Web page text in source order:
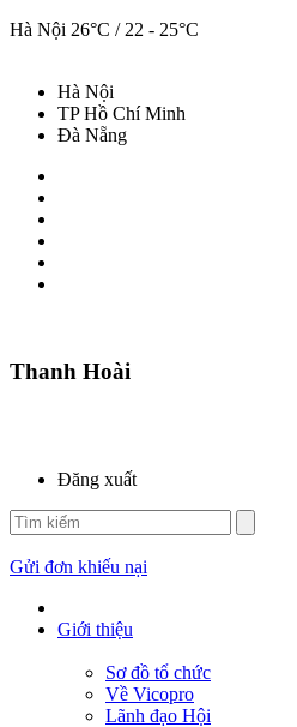
Hà Nội 26°C / 22 - 25°C
Hà Nội
TP Hồ Chí Minh
Đà Nẵng
Thanh Hoài
Đăng xuất
Gửi đơn khiếu nại
Giới thiệu
Sơ đồ tổ chức
Về Vicopro
Lãnh đạo Hội